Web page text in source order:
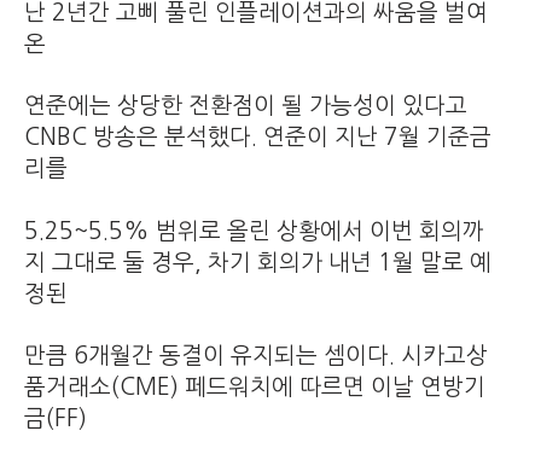
난 2년간 고삐 풀린 인플레이션과의 싸움을 벌여
온
연준에는 상당한 전환점이 될 가능성이 있다고
CNBC 방송은 분석했다. 연준이 지난 7월 기준금
리를
5.25~5.5% 범위로 올린 상황에서 이번 회의까
지 그대로 둘 경우, 차기 회의가 내년 1월 말로 예
정된
만큼 6개월간 동결이 유지되는 셈이다. 시카고상
품거래소(CME) 페드워치에 따르면 이날 연방기
금(FF)